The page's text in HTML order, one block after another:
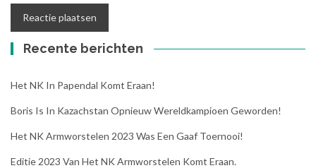
Recente berichten
Het NK In Papendal Komt Eraan!
Boris Is In Kazachstan Opnieuw Wereldkampioen Geworden!
Het NK Armworstelen 2023 Was Een Gaaf Toernooi!
Editie 2023 Van Het NK Armworstelen Komt Eraan.